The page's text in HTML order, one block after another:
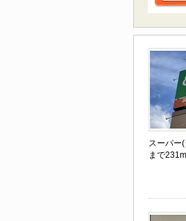
スーパー
まで231m